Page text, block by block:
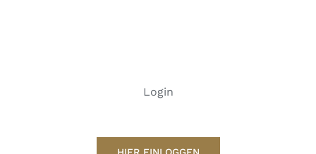
Login
HIER EINLOGGEN